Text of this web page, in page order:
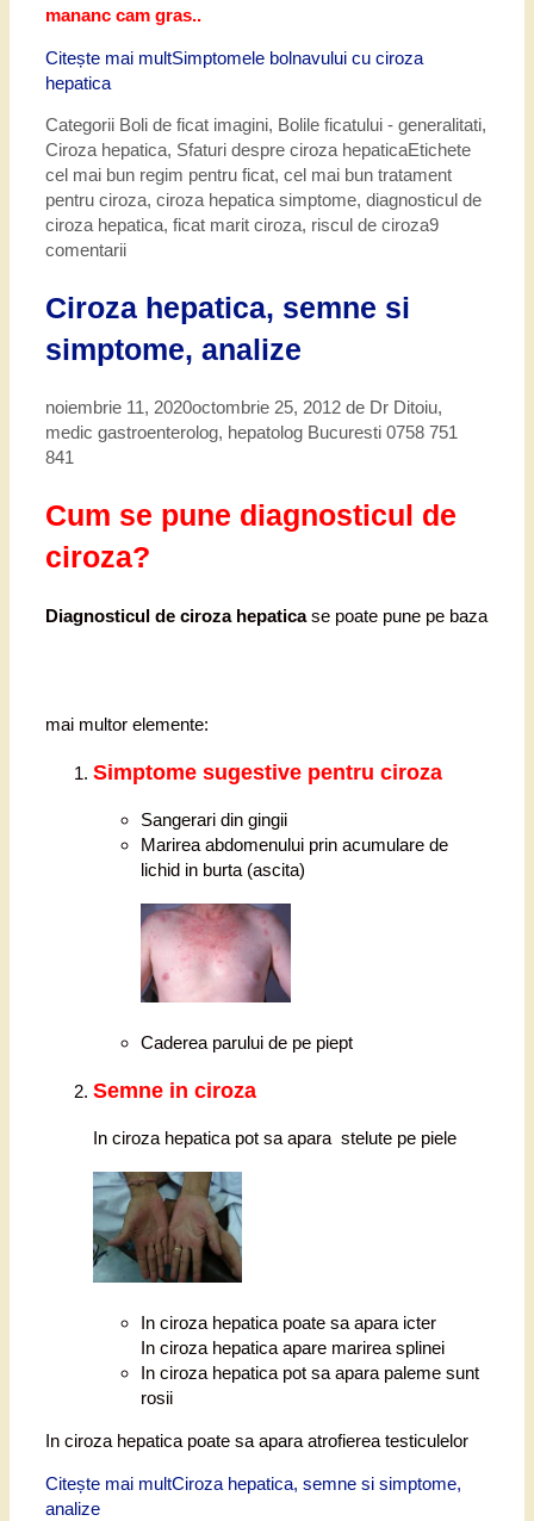
mananc cam gras..
Citește mai multSimptomele bolnavului cu ciroza
hepatica
Categorii Boli de ficat imagini, Bolile ficatului - generalitati,
Ciroza hepatica, Sfaturi despre ciroza hepaticaEtichete
cel mai bun regim pentru ficat, cel mai bun tratament
pentru ciroza, ciroza hepatica simptome, diagnosticul de
ciroza hepatica, ficat marit ciroza, riscul de ciroza9
comentarii
Ciroza hepatica, semne si
simptome, analize
noiembrie 11, 2020octombrie 25, 2012 de Dr Ditoiu,
medic gastroenterolog, hepatolog Bucuresti 0758 751
841
Cum se pune diagnosticul de
ciroza?
Diagnosticul de ciroza hepaticase poate pune pe baza
mai multor elemente:
Simptome sugestive pentru ciroza
Sangerari din gingii
Marirea abdomenului prin acumulare de
lichid in burta (ascita)
Caderea parului de pe piept
Semne in ciroza
In ciroza hepatica pot sa apara stelute pe piele
In ciroza hepatica poate sa apara icter
In ciroza hepatica apare marirea splinei
In ciroza hepatica pot sa apara paleme sunt
rosii
In ciroza hepatica poate sa apara atrofierea testiculelor
Citește mai multCiroza hepatica, semne si simptome,
analize